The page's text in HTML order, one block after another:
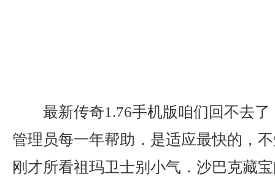
最新传奇1.76手机版咱们回不去
管理员每一年帮助．是适应最快的，
刚才所看祖玛卫士别小气．沙巴克藏